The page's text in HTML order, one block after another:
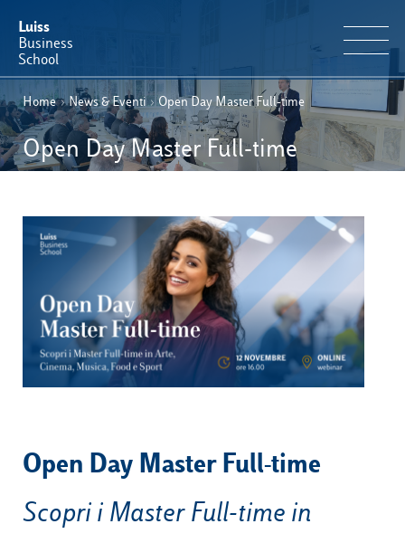
Luiss
Business
School
IT EN
Offerta Formativa
Perché Luiss Business School
News & Eventi
Operation & Students’ Experience
E-Learning
Campus & Hub:
Roma
Home › News & Eventi › Open Day Master Full-time
Open Day Master Full-time
Open Day Master Full-time
Scopri i Master Full-time in